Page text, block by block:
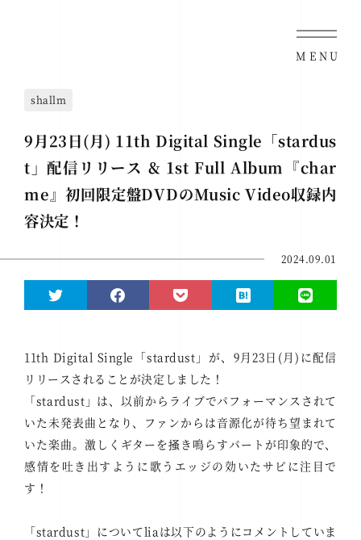
MENU
shallm
9月23日(月) 11th Digital Single「stardus
t」配信リリース & 1st Full Album『char
me』初回限定盤DVDのMusic Video収録内
容決定！
2024.09.01
11th Digital Single「stardust」が、9月23日(月)に配信
リリースされることが決定しました！
「stardust」は、以前からライブでパフォーマンスされて
いた未発表曲となり、ファンからは音源化が待ち望まれて
いた楽曲。激しくギターを掻き鳴らすパートが印象的で、
感情を吐き出すように歌うエッジの効いたサビに注目で
す！
「stardust」についてliaは以下のようにコメントしていま